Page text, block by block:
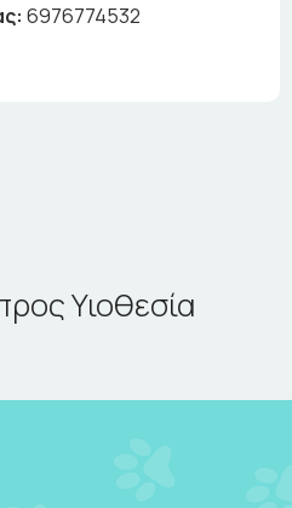
6976774532
Υιοθεσία